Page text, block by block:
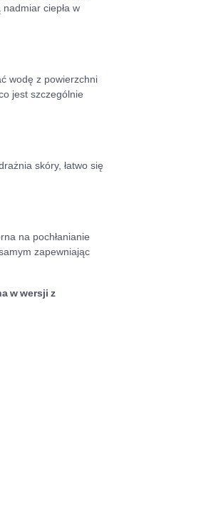
ciepła w
wodę z powierzchni
jest szczególnie
skóry, łatwo się
na pochłanianie
zapewniając
w wersji z